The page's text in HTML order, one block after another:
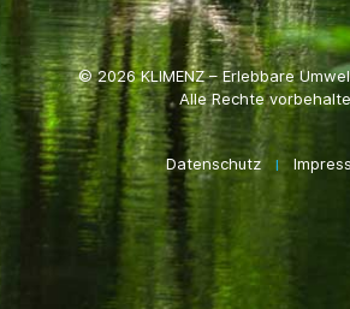
© 2026 KLIMENZ – Erlebbare
Alle Rechte
Datenschutz I